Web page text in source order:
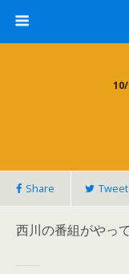
Share Tweet
西川の番組がやっ